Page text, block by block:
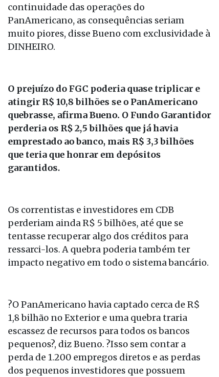
continuidade das operações do
PanAmericano, as consequências seriam
muito piores, disse Bueno com exclusividade à
DINHEIRO.
O prejuízo do FGC poderia quase triplicar e
atingir R$ 10,8 bilhões se o PanAmericano
quebrasse, afirma Bueno. O Fundo Garantidor
perderia os R$ 2,5 bilhões que já havia
emprestado ao banco, mais R$ 3,3 bilhões
que teria que honrar em depósitos
garantidos.
Os correntistas e investidores em CDB
perderiam ainda R$ 5 bilhões, até que se
tentasse recuperar algo dos créditos para
ressarci-los. A quebra poderia também ter
impacto negativo em todo o sistema bancário.
?O PanAmericano havia captado cerca de R$
1,8 bilhão no Exterior e uma quebra traria
escassez de recursos para todos os bancos
pequenos?, diz Bueno. ?Isso sem contar a
perda de 1.200 empregos diretos e as perdas
dos pequenos investidores que possuem